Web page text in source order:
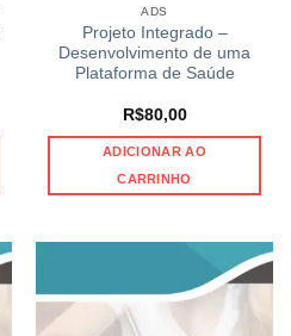
ADS
Projeto Integrado –
Desenvolvimento de uma
Plataforma de Saúde
R$80,00
ADICIONAR AO
CARRINHO